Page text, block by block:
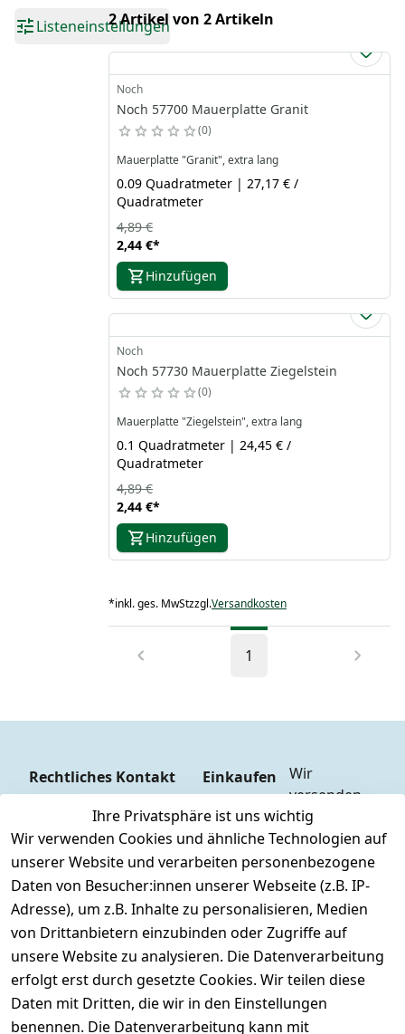
Listeneinstellungen2 Artikel von 2 Artikeln
Noch
Noch 57700 Mauerplatte Granit
0
Mauerplatte "Granit", extra lang
0.09 Quadratmeter | 27,17 € /
Quadratmeter
2,44 €*
4,89 €
Hinzufügen
Noch
Noch 57730 Mauerplatte Ziegelstein
0
Mauerplatte "Ziegelstein", extra lang
0.1 Quadratmeter | 24,45 € /
Quadratmeter
2,44 €*
4,89 €
Hinzufügen
*inkl. ges. MwStzzgl.Versandkosten
1
Ihre Privatsphäre ist uns wichtig
Wir verwenden Cookies und ähnliche Technologien auf
unserer Website und verarbeiten personenbezogene
Daten von Besucher:innen unserer Webseite (z.B. IP-
Adresse), um z.B. Inhalte zu personalisieren, Medien
von Drittanbietern einzubinden oder Zugriffe auf
unsere Website zu analysieren. Die Datenverarbeitung
erfolgt erst durch gesetzte Cookies. Wir teilen diese
Daten mit Dritten, die wir in den Einstellungen
benennen. Die Datenverarbeitung kann mit
Rechtliches
Impressum
Datenschutze
rklärung
Widerrufsrec
ht
Kontakt
Registrieren
Einkaufen
arten
Versandk
osten
Hilfe
Batteriee
ntsorgun
g
Märklin
Insider
Club
Wir
versenden
mit
DHL
Zahlen Sie
bequem per
Vorkasse
Barzahlu
Abholung
PayPal /